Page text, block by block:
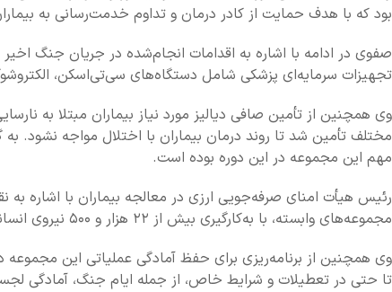
بود که با هدف حمایت از کادر درمان و تداوم خدمت‌رسانی به
تجهیزات سرمایه‌ای پزشکی شامل دستگاه‌های سی‌تی‌اسکن، الکتروشوک،
وی همچنین از تأمین صافی دیالیز مورد نیاز بیماران مبتلا به
مختلف تأمین شد تا روند درمان بیماران با اختلال مواجه نشود.
مهم این مجموعه در این دوره بوده است.
رئیس هیأت امنای صرفه‌جویی ارزی در معالجه بیماران با اشاره
مجموعه‌های وابسته، با به‌کارگیری بیش از ۲۲ هزار و ۵۰۰ نیروی انسانی در حوزه‌های پرستاری و پشتیبانی درمانی، در استمرار ارائه خدمات درمانی در مراکز دولتی نقش مؤثری ایفا کرده است.
وی همچنین از برنامه‌ریزی برای حفظ آمادگی عملیاتی این
تا حتی در تعطیلات و شرایط خاص، از جمله ایام جنگ، آمادگی